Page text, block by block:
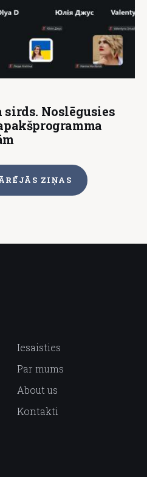
sirds. Noslēgusies
ZIŅAS
Iesaisties
Par mums
About us
Kontakti